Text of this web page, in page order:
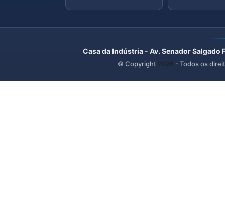
Casa da Indústria - Av. Senador
© Copyright 2026 - Todos os